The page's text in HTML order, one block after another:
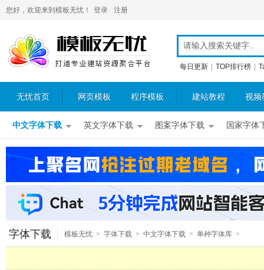
您好，欢迎来到模板无忧！ 登录 注册
每日更新 TOP排行榜
无忧首页 网页模板 程序模板 建站教程 视频
中文字体下载 英文字体下载 图案字体下载 国家字体
字体下载 模板无忧 > 字体下载 > 中文字体下载 > 单种字体库 >